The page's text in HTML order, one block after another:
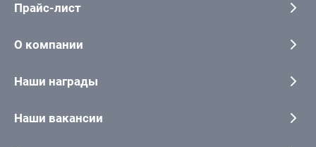
Прайс-лист
О компании
Наши награды
Наши вакансии